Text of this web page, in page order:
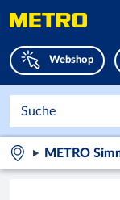
Webshop
METRO